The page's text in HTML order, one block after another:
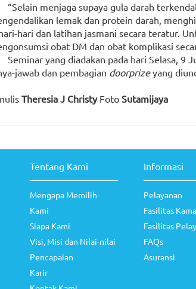
“Selain menjaga supaya gula darah
lemak dan protein darah,
hari dan latihan jasmani secara teratur.
obat DM dan obat komplikasi
Seminar yang diadakan pada hari Selasa,
jawab dan pembagian doorprizeyang
Theresia J ChristyFoto Sutamijaya
Tentang Kami
Mengapa Memilih
Kami
Siapa Kami
Visi, Misi dan Nilai-nilai
Pencapaian
Karir
Informasi
Pelayanan
Fasilitas
Fasilitas
FAQs
Asuransi